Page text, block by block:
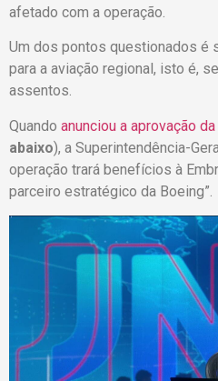
afetado com a operação.
Um dos pontos questionados é
para a aviação regional, isto é,
assentos.
Quando anunciou a aprovação
abaixo), a Superintendência-
operação trará benefícios à
parceiro estratégico da Boeing”.